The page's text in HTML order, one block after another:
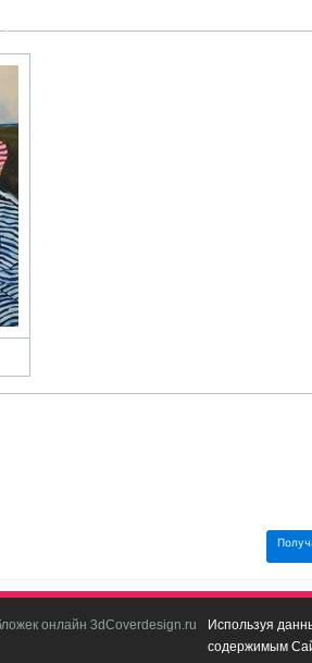
онлайн 3dCoverdesign.ru
Используя
содержимым